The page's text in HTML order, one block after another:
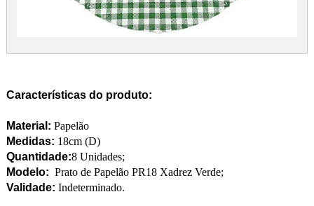
Características do produto:
Material: Papelão
Medidas: 18cm (D)
Quantidade:8 Unidades;
Modelo: Prato de Papelão PR18 Xadrez Verde;
Validade: Indeterminado.